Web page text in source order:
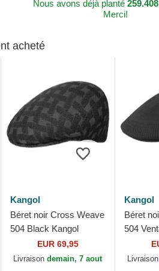
Nous avons déjà planté 259.408
Merci!
acheté
Kangol
Béret noir Cross Weave
504 Black Kangol
EUR 69,95
Livraisondemain, 7 aout
Kangol
Béret
504
de